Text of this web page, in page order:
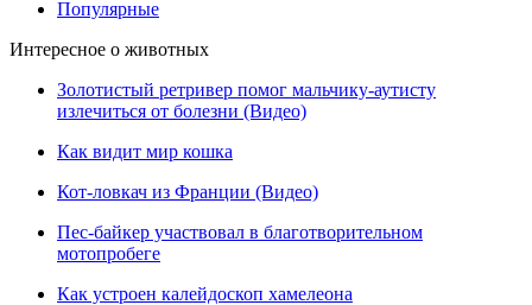
Популярные
Интересное о животных
Золотистый ретривер помог мальчику-аутисту
излечиться от болезни (Видео)
Как видит мир кошка
Кот-ловкач из Франции (Видео)
Пес-байкер участвовал в благотворительном
мотопробеге
Как устроен калейдоскоп хамелеона